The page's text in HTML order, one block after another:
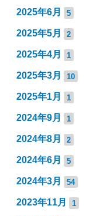
2025年6月 5
2025年5月 2
2025年4月 1
2025年3月 10
2025年1月 1
2024年9月 1
2024年8月 2
2024年6月 5
2024年3月 54
2023年11月 1